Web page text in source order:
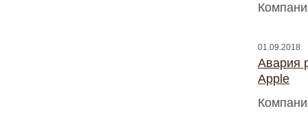
01.09.2018
Авария
Apple